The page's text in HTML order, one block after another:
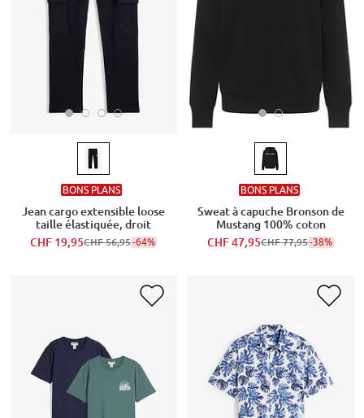
BONS PLANS
Jean cargo extensible loose
taille élastiquée, droit
CHF 19,95CHF 56,95-64%
BONS PLANS
Sweat à capuche Bronson de
Mustang 100% coton
CHF 47,95CHF 77,95-38%